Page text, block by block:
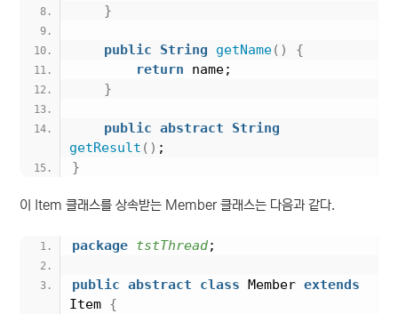
}
public String getName()
{
return name;
}
public abstract
String
getResult () ;
}
이 Item 클래스를 상속받는 Member 클래스는 다음과 같다.
package tstThread;
public abstract class Member extends
Item {